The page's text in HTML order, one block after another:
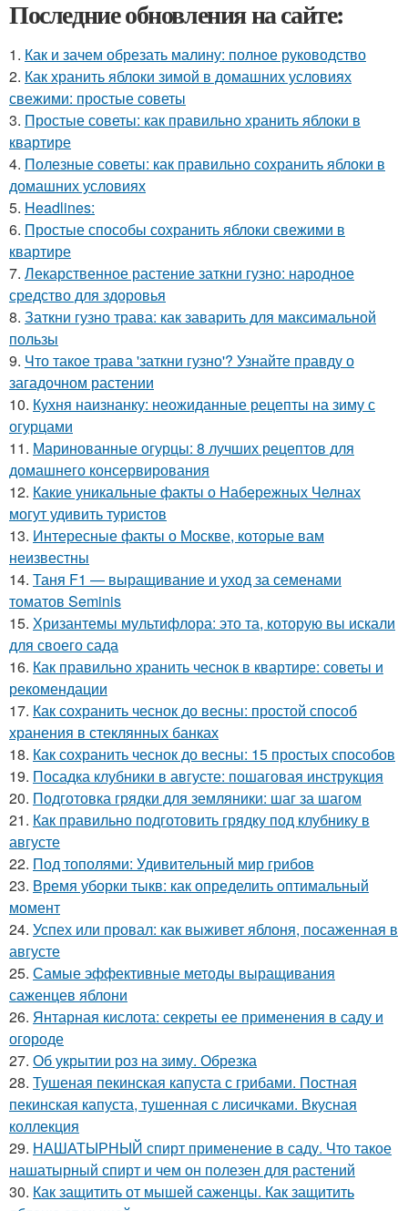
Последние обновления на сайте:
1. Как и зачем обрезать малину: полное руководство
2. Как хранить яблоки зимой в домашних условиях
свежими: простые советы
3. Простые советы: как правильно хранить яблоки в
квартире
4. Полезные советы: как правильно сохранить яблоки в
домашних условиях
5. Headlines:
6. Простые способы сохранить яблоки свежими в
квартире
7. Лекарственное растение заткни гузно: народное
средство для здоровья
8. Заткни гузно трава: как заварить для максимальной
пользы
9. Что такое трава 'заткни гузно'? Узнайте правду о
загадочном растении
10. Кухня наизнанку: неожиданные рецепты на зиму с
огурцами
11. Маринованные огурцы: 8 лучших рецептов для
домашнего консервирования
12. Какие уникальные факты о Набережных Челнах
могут удивить туристов
13. Интересные факты о Москве, которые вам
неизвестны
14. Таня F1 — выращивание и уход за семенами
томатов Seminis
15. Хризантемы мультифлора: это та, которую вы искали
для своего сада
16. Как правильно хранить чеснок в квартире: советы и
рекомендации
17. Как сохранить чеснок до весны: простой способ
хранения в стеклянных банках
18. Как сохранить чеснок до весны: 15 простых способов
19. Посадка клубники в августе: пошаговая инструкция
20. Подготовка грядки для земляники: шаг за шагом
21. Как правильно подготовить грядку под клубнику в
августе
22. Под тополями: Удивительный мир грибов
23. Время уборки тыкв: как определить оптимальный
момент
24. Успех или провал: как выживет яблоня, посаженная в
августе
25. Самые эффективные методы выращивания
саженцев яблони
26. Янтарная кислота: секреты ее применения в саду и
огороде
27. Об укрытии роз на зиму. Обрезка
28. Тушеная пекинская капуста с грибами. Постная
пекинская капуста, тушенная с лисичками. Вкусная
коллекция
29. НАШАТЫРНЫЙ спирт применение в саду. Что такое
нашатырный спирт и чем он полезен для растений
30. Как защитить от мышей саженцы. Как защитить